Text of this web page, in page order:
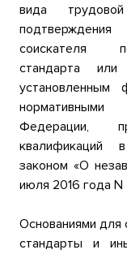
вида
соискателя
стандарта или
установленным
нормативными
Федерации,
квалификаций
законом «О
июля 2016 года
Основаниями для
стандарты и